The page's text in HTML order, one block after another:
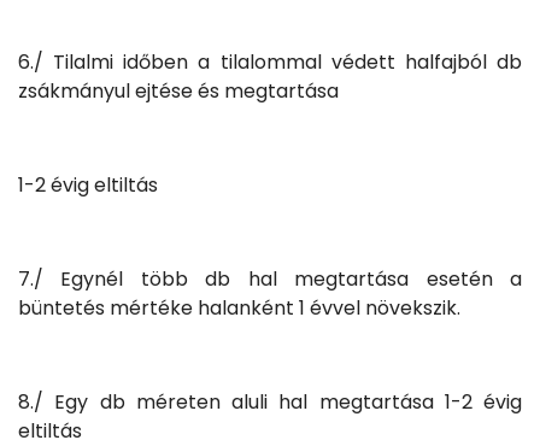
6./ Tilalmi időben a tilalommal védett halfajból db
zsákmányul ejtése és megtartása
1-2 évig eltiltás
7./ Egynél több db hal megtartása esetén a
büntetés mértéke halanként 1 évvel növekszik.
8./ Egy db méreten aluli hal megtartása 1-2 évig
eltiltás